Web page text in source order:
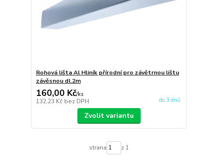
Rohová lišta Al Hliník přírodní pro závětrnou lištu
závěsnou dl.2m
160,00 Kč/ks
132,23 Kč bez DPH do 3 dnů
Zvolit variantu
strana z 1